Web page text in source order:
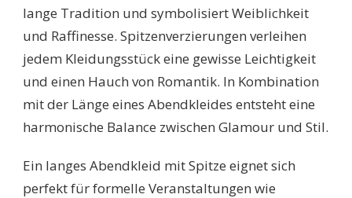
lange Tradition und symbolisiert Weiblichkeit
und Raffinesse. Spitzenverzierungen verleihen
jedem Kleidungsstück eine gewisse Leichtigkeit
und einen Hauch von Romantik. In Kombination
mit der Länge eines Abendkleides entsteht eine
harmonische Balance zwischen Glamour und Stil.
Ein langes Abendkleid mit Spitze eignet sich
perfekt für formelle Veranstaltungen wie